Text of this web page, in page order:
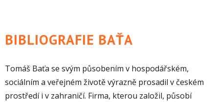
BIBLIOGRAFIE BAŤA
Tomáš Baťa se svým působením v hospodářském,
sociálním a veřejném životě výrazně prosadil v českém
prostředí i v zahraničí. Firma, kterou založil, působí